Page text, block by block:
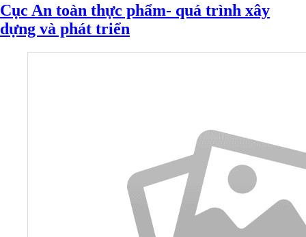
Cục An toàn thực phẩm- quá trình xây
dựng và phát triển